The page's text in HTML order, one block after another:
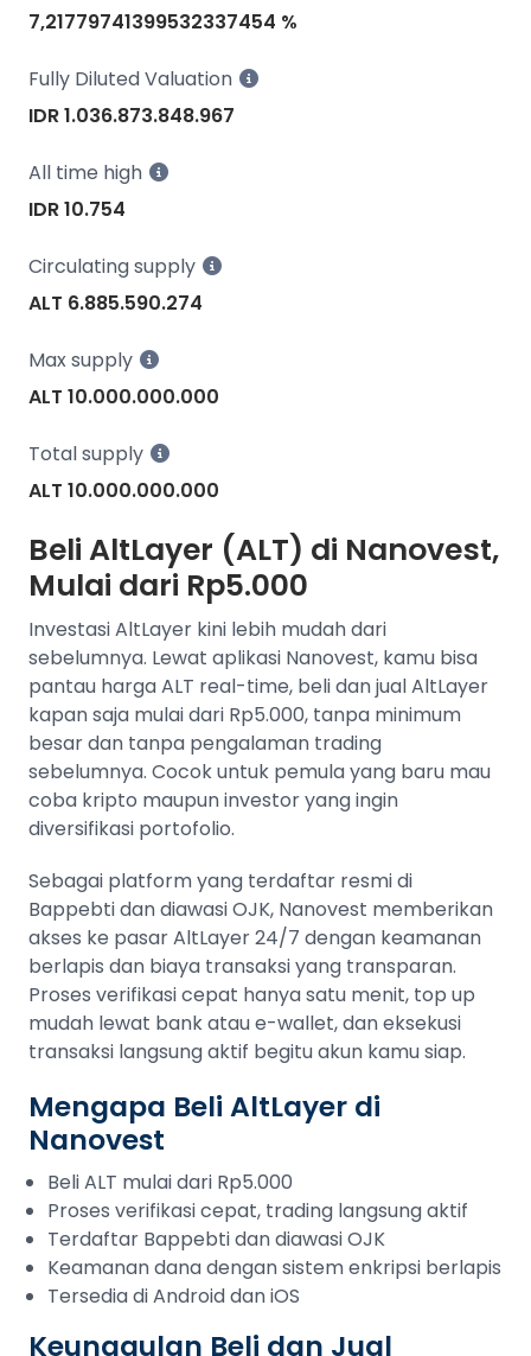
7,21779741399532337454 %
Fully Diluted Valuation
IDR 1.036.873.848.967
All time high
IDR 10.754
Circulating supply
ALT 6.885.590.274
Max supply
ALT 10.000.000.000
Total supply
ALT 10.000.000.000
Beli AltLayer (ALT) di Nanovest,
Mulai dari Rp5.000
Investasi AltLayer kini lebih mudah dari
sebelumnya. Lewat aplikasi Nanovest, kamu bisa
pantau harga ALT real-time, beli dan jual AltLayer
kapan saja mulai dari Rp5.000, tanpa minimum
besar dan tanpa pengalaman trading
sebelumnya. Cocok untuk pemula yang baru mau
coba kripto maupun investor yang ingin
diversifikasi portofolio.
Sebagai platform yang terdaftar resmi di
Bappebti dan diawasi OJK, Nanovest memberikan
akses ke pasar AltLayer 24/7 dengan keamanan
berlapis dan biaya transaksi yang transparan.
Proses verifikasi cepat hanya satu menit, top up
mudah lewat bank atau e-wallet, dan eksekusi
transaksi langsung aktif begitu akun kamu siap.
Mengapa Beli AltLayer di
Nanovest
Beli ALT mulai dari Rp5.000
Proses verifikasi cepat, trading langsung aktif
Terdaftar Bappebti dan diawasi OJK
Keamanan dana dengan sistem enkripsi berlapis
Tersedia di Android dan iOS
Keunggulan Beli dan Jual